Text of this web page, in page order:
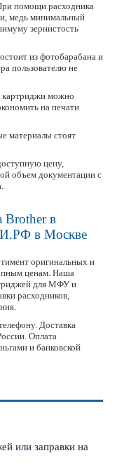
помощи расходника
медь минимальный
зернистость
из фотобарабана и
пользователю не
картриджи можно
на печати
материалы стоят
цену,
объем документации с
Brother в
в Москве
оригинальных и
ценам. Наша
для МФУ и
расходников,
Доставка
Оплата
и банковской
или заправки на